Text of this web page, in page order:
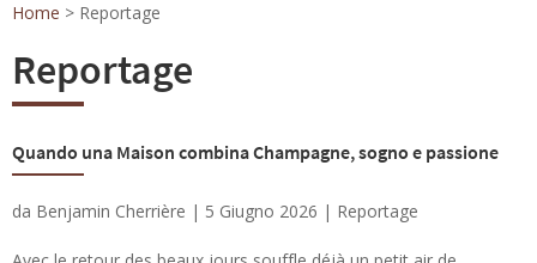
Home > Reportage
Reportage
Quando una Maison combina Champagne, sogno e passione
da Benjamin Cherrière | 5 Giugno 2026 | Reportage